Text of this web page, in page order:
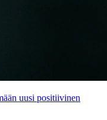
uusi positiivinen